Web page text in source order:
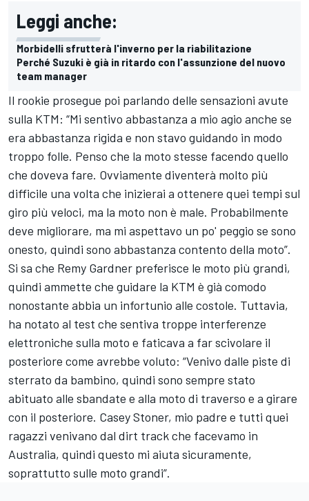
Leggi anche:
Morbidelli sfrutterà l'inverno per la riabilitazione
Perché Suzuki è già in ritardo con l'assunzione del nuovo
team manager
Il rookie prosegue poi parlando delle sensazioni avute
sulla KTM: “Mi sentivo abbastanza a mio agio anche se
era abbastanza rigida e non stavo guidando in modo
troppo folle. Penso che la moto stesse facendo quello
che doveva fare. Ovviamente diventerà molto più
difficile una volta che inizierai a ottenere quei tempi sul
giro più veloci, ma la moto non è male. Probabilmente
deve migliorare, ma mi aspettavo un po' peggio se sono
onesto, quindi sono abbastanza contento della moto”.
Si sa che Remy Gardner preferisce le moto più grandi,
quindi ammette che guidare la KTM è già comodo
nonostante abbia un infortunio alle costole. Tuttavia,
ha notato al test che sentiva troppe interferenze
elettroniche sulla moto e faticava a far scivolare il
posteriore come avrebbe voluto: “Venivo dalle piste di
sterrato da bambino, quindi sono sempre stato
abituato alle sbandate e alla moto di traverso e a girare
con il posteriore. Casey Stoner, mio padre e tutti quei
ragazzi venivano dal dirt track che facevamo in
Australia, quindi questo mi aiuta sicuramente,
soprattutto sulle moto grandi”.